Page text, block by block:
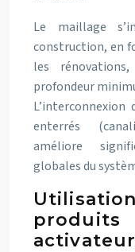
Le maillage
construction, en
les
profondeur
enterrés
améliore
globales du